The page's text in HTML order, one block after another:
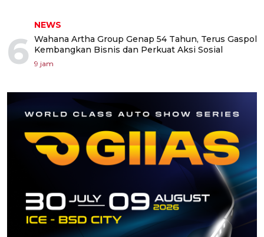
6
NEWS
Wahana Artha Group Genap 54 Tahun, Terus Gaspol
Kembangkan Bisnis dan Perkuat Aksi Sosial
9 jam